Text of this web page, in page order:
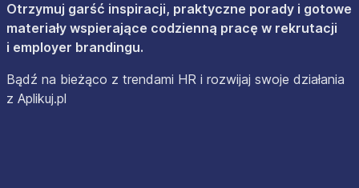
Otrzymuj garść inspiracji, praktyczne porady i gotowe
materiały wspierające codzienną pracę w rekrutacji
i employer brandingu.
Bądź na bieżąco z trendami HR i rozwijaj swoje działania
z Aplikuj.pl